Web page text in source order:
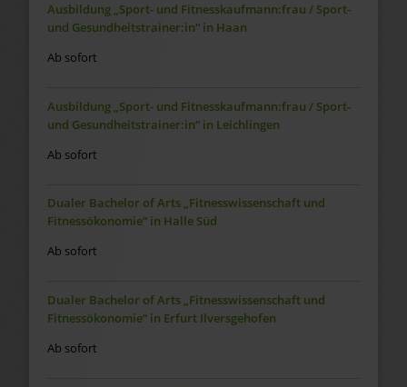
Ausbildung „Sport- und Fitnesskaufmann:frau / Sport-
und Gesundheitstrainer:in“ in Haan
Ab sofort
Ausbildung „Sport- und Fitnesskaufmann:frau / Sport-
und Gesundheitstrainer:in“ in Leichlingen
Ab sofort
Dualer Bachelor of Arts „Fitnesswissenschaft und
Fitnessökonomie“ in Halle Süd
Ab sofort
Dualer Bachelor of Arts „Fitnesswissenschaft und
Fitnessökonomie“ in Erfurt Ilversgehofen
Ab sofort